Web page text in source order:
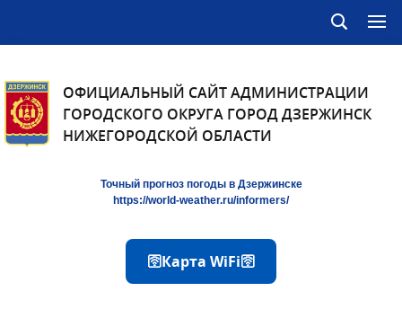
ОФИЦИАЛЬНЫЙ САЙТ АДМИНИСТРАЦИИ
ГОРОДСКОГО ОКРУГА ГОРОД ДЗЕРЖИНСК
НИЖЕГОРОДСКОЙ ОБЛАСТИ
Точный прогноз погоды в Дзержинске
https://world-weather.ru/informers/
🛜Карта WiFi🛜